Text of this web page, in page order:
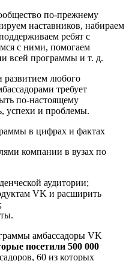
по-прежнему
наставников, набираем
ребят с
с ними, помогаем
всей программы и т. д.
развитием любого
требует
по-настоящему
успехи и проблемы.
в цифрах и фактах
компании в вузах по
аудитории;
VK и расширить
амбассадоры VK
посетили 500 000
60 из которых